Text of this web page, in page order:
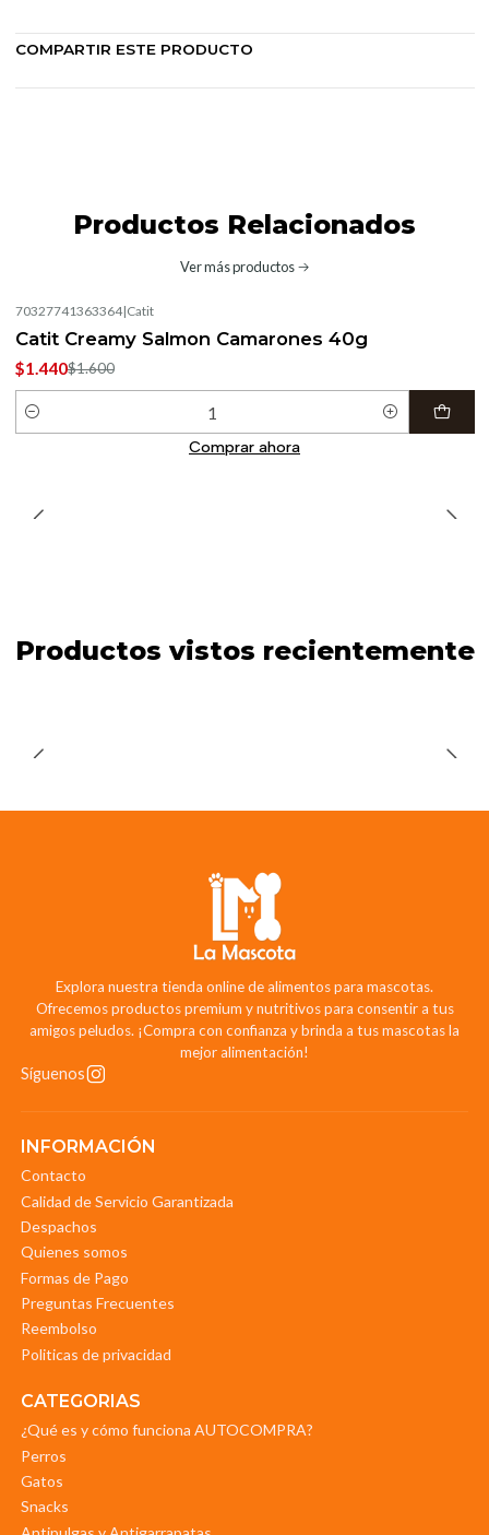
COMPARTIR ESTE PRODUCTO
Productos Relacionados
Ver más productos
70327741363364|Catit
Catit Creamy Salmon Camarones 40g
$1.440$1.600
Cantidad
Comprar ahora
Productos vistos recientemente
Explora nuestra tienda online de alimentos para mascotas.
Ofrecemos productos premium y nutritivos para consentir a tus
amigos peludos. ¡Compra con confianza y brinda a tus mascotas la
mejor alimentación!
Síguenos
INFORMACIÓN
Contacto
Calidad de Servicio Garantizada
Despachos
Quienes somos
Formas de Pago
Preguntas Frecuentes
Reembolso
Politicas de privacidad
CATEGORIAS
¿Qué es y cómo funciona AUTOCOMPRA?
Perros
Gatos
Snacks